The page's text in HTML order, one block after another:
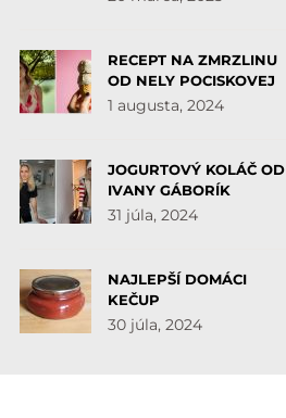
RECEPT NA ZMRZLINU
OD NELY POCISKOVEJ
1 augusta, 2024
JOGURTOVÝ KOLÁČ OD
IVANY GÁBORÍK
31 júla, 2024
NAJLEPŠÍ DOMÁCI
KEČUP
30 júla, 2024